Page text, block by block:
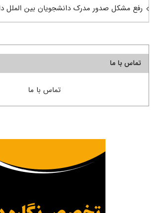
رفع مشکل صدور مدرک دانشجویان بین الملل
تماس با ما
تماس با ما